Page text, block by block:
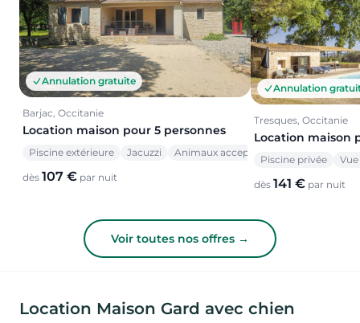
Annulation gratuite
Barjac, Occitanie
Location maison pour 5 personnes
Piscine extérieure Jacuzzi Animaux acceptés
dès 107 € par nuit
Annulation
Tresques, Occitanie
Location maison
Piscine privée
dès 141 € par nuit
Voir toutes nos offres →
Location Maison Gard avec chien